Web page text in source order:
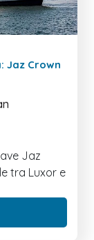
Jaz Crown
Jaz
tra Luxor e